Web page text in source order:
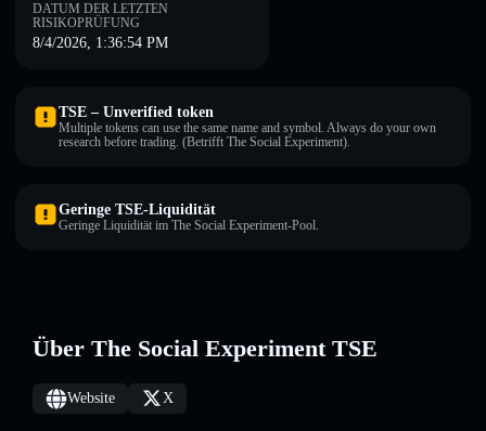
DATUM DER LETZTEN
RISIKOPRÜFUNG
8/4/2026, 1:36:54 PM
TSE – Unverified token
Multiple tokens can use the same name and symbol. Always do your own
research before trading. (Betrifft The Social Experiment).
Geringe TSE-Liquidität
Geringe Liquidität im The Social Experiment-Pool.
Über The Social Experiment TSE
Website X